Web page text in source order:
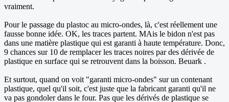
vraiment.
Pour le passage du plastoc au micro-ondes, là, c'est réellement une
fausse bonne idée. OK, les traces partent. MAis le bidon n'est pas
dans une matière plastique qui est garanti à haute température. Donc,
9 chances sur 10 de remplacer les traces noires par des dérivée de
plastique en surface qui se retrouvent dans la boisson. Beuark .
Et surtout, quand on voit "garanti micro-ondes" sur un contenant
plastique, quel qu'il soit, c'est juste que la fabricant garanti qu'il ne
va pas gondoler dans le four. Pas que les dérivés de plastique se